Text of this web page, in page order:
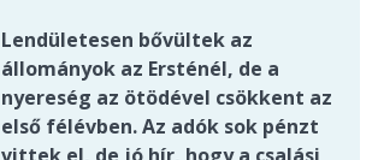
Lendületesen bővültek az
állományok az Ersténél, de a
nyereség az ötödével csökkent az
első félévben. Az adók sok pénzt